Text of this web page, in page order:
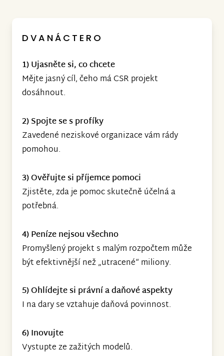
DVANÁCTERO
1) Ujasněte si, co chcete
Mějte jasný cíl, čeho má CSR projekt
dosáhnout.
2) Spojte se s profíky
Zavedené neziskové organizace vám rády
pomohou.
3) Ověřujte si příjemce pomoci
Zjistěte, zda je pomoc skutečně účelná a
potřebná.
4) Peníze nejsou všechno
Promyšlený projekt s malým rozpočtem může
být efektivnější než „utracené“ miliony.
5) Ohlídejte si právní a daňové aspekty
I na dary se vztahuje daňová povinnost.
6) Inovujte
Vystupte ze zažitých modelů.